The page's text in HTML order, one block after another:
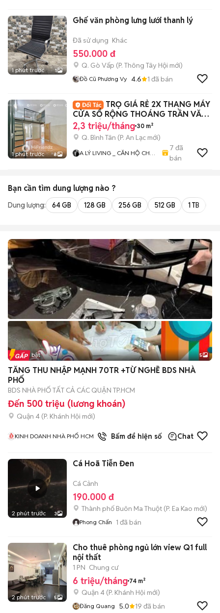
1 phút trước 1
Ghế văn phòng lưng lưới thanh lý
Đã sử dụng Khác
550.000 đ
Q. Gò Vấp (P. Thông Tây Hội mới)
Đồ Cũ Phương Vy 4.6 1 đã bán
1 phút trước 8
TRỌ GIÁ RẺ 2X THANG MÁY
CỬA SỔ RỘNG THOÁNG TRẦN VĂN
GIÀU TỈNH LỘ 10
2,3 triệu/tháng 30 m²
Q. Bình Tân (P. An Lạc mới)
A LÝ LIVING _ CĂN HỘ CHO
7 đã
bán
Bạn cần tìm dung lượng nào ?
Dung lượng: 64 GB 128 GB 256 GB 512 GB 1 TB
Tin nổi bật 5
TĂNG THU NHẬP MẠNH 70TR +TỪ NGHỀ BDS NHÀ
PHỐ
BDS NHÀ PHỐ TẤT CẢ CÁC QUẬN TP.HCM
Đến 500 triệu (lương khoán)
Quận 4 (P. Khánh Hội mới)
KINH DOANH NHÀ PHỐ HCM 1đã bánBấm để hiện số Chat
2 phút trước 3
Cá Hoã Tiễn Đen
Cá Cảnh
190.000 đ
Thành phố Buôn Ma Thuột (P. Ea Kao mới)
Phong Chấn 1 đã bán
2 phút trước 5
Cho thuê phòng ngủ lớn view Q1 full
nội thất
1 PN Chung cư
6 triệu/tháng 74 m²
Quận 4 (P. Khánh Hội mới)
Đăng Quang 5.0 19 đã bán